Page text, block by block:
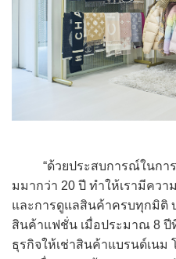
“ด้วยประสบการณ์ในการท
มมากว่า 20 ปี ทำให้เรามีควา
และการดูแลสินค้าครบทุกมิติ
สินค้าแฟชั่น เมื่อประมาณ 8 ปี
ธุรกิจให้เช่าสินค้าแบรนด์เนม